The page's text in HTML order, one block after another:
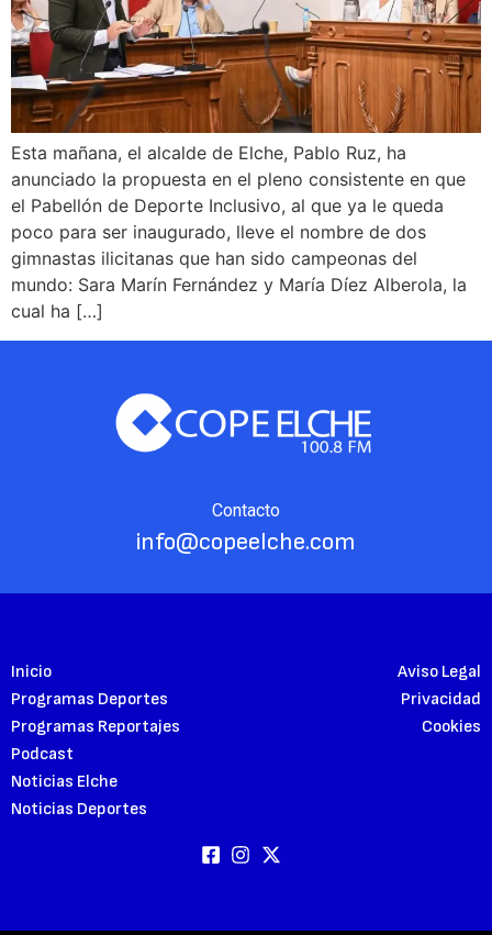
Esta mañana, el alcalde de Elche, Pablo Ruz, ha
anunciado la propuesta en el pleno consistente en que
el Pabellón de Deporte Inclusivo, al que ya le queda
poco para ser inaugurado, lleve el nombre de dos
gimnastas ilicitanas que han sido campeonas del
mundo: Sara Marín Fernández y María Díez Alberola, la
cual ha […]
Contacto
info@copeelche.com
Inicio
Programas Deportes
Programas Reportajes
Podcast
Noticias Elche
Noticias Deportes
Aviso Legal
Privacidad
Cookies